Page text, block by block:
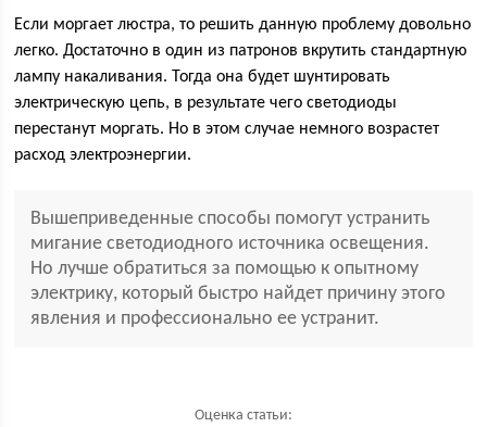
Если моргает люстра, то решить данную проблему довольно
легко. Достаточно в один из патронов вкрутить стандартную
лампу накаливания. Тогда она будет шунтировать
электрическую цепь, в результате чего светодиоды
перестанут моргать. Но в этом случае немного возрастет
расход электроэнергии.
Вышеприведенные способы помогут устранить
мигание светодиодного источника освещения.
Но лучше обратиться за помощью к опытному
электрику, который быстро найдет причину этого
явления и профессионально ее устранит.
Оценка статьи: